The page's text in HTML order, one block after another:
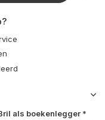
als boekenlegger *